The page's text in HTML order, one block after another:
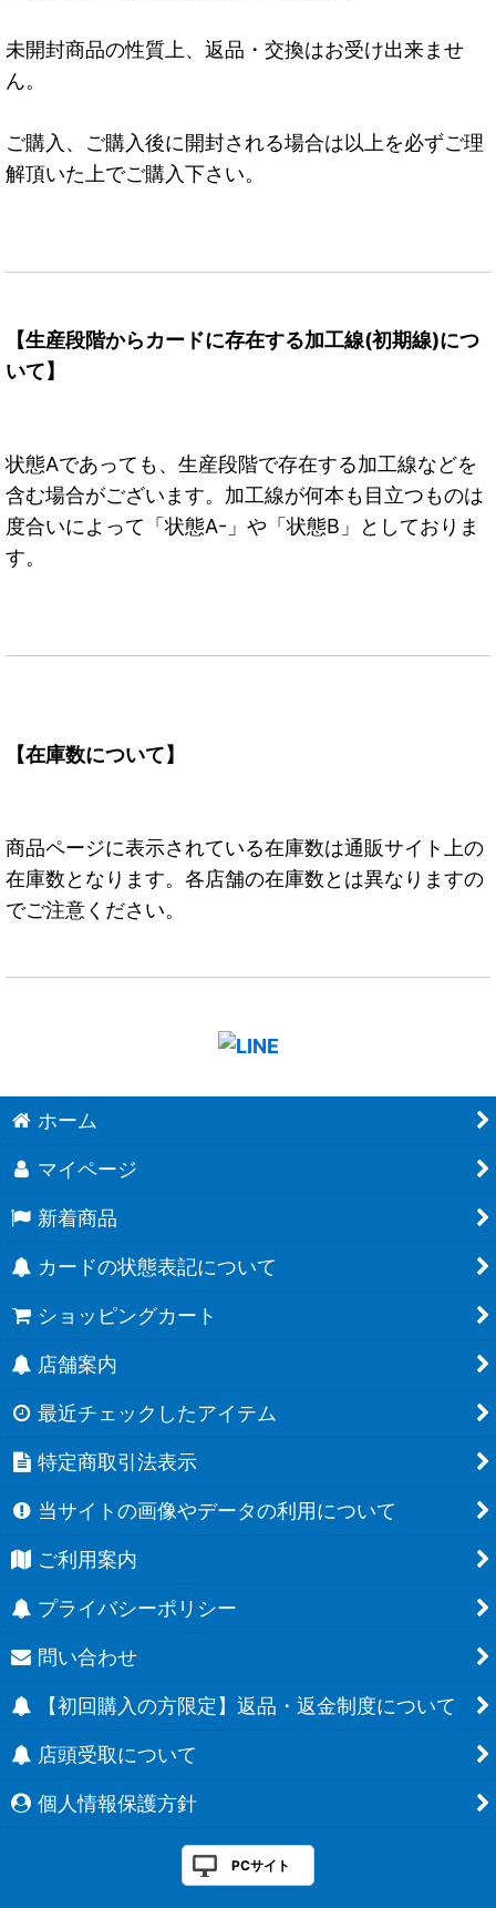
未開封商品の性質上、返品・交換はお受け出来ませ
ん。
ご購入、ご購入後に開封される場合は以上を必ずご理
解頂いた上でご購入下さい。
【生産段階からカードに存在する加工線(初期線)につ
いて】
状態Aであっても、生産段階で存在する加工線などを
含む場合がございます。加工線が何本も目立つものは
度合いによって「状態A-」や「状態B」としておりま
す。
【在庫数について】
商品ページに表示されている在庫数は通販サイト上の
在庫数となります。各店舗の在庫数とは異なりますの
でご注意ください。
ホーム
マイページ
新着商品
カードの状態表記について
ショッピングカート
店舗案内
最近チェックしたアイテム
特定商取引法表示
当サイトの画像やデータの利用について
ご利用案内
プライバシーポリシー
問い合わせ
【初回購入の方限定】返品・返金制度について
店頭受取について
個人情報保護方針
PCサイト